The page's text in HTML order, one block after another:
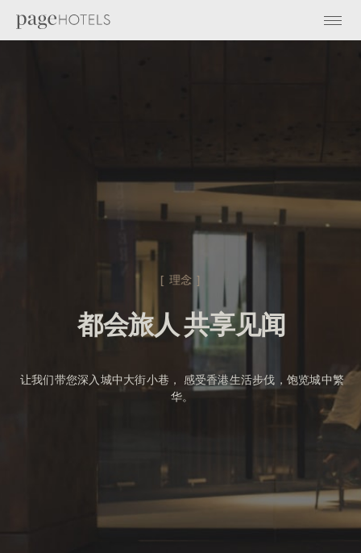
[ 理念 ]
都会旅人 共享见闻
让我们带您深入城中大街小巷，
感受香港生活步伐，饱览城中繁
华。